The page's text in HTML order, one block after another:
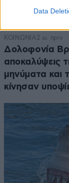
Data
ΚΟΙΝΩΝΙΑ2 ω. πριν
Δολοφονία
αποκαλύψεις
μηνύματα και
κίνησαν